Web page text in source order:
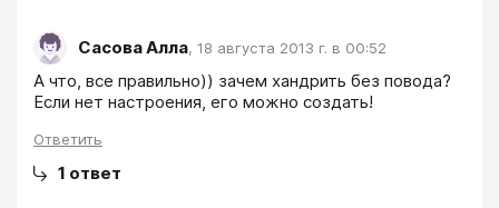
Сасова Алла, 18 августа 2013 г. в 00:52
А что, все правильно)) зачем хандрить без повода?
Если нет настроения, его можно создать!
Ответить
1 ответ